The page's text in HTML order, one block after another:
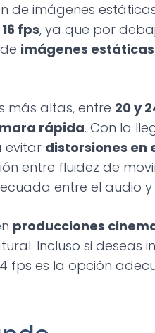
de imágenes
16 fps, ya que por
imágenes estáticas
más altas, entre 20 y
rápida. Con la
evitar distorsiones en
entre fluidez de
entre el audio y
producciones
Incluso si deseas
fps es la opción